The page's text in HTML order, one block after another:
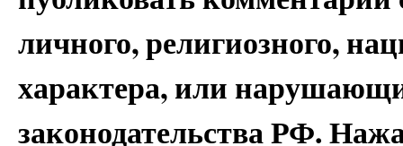
личного, религиозного,
характера, или
законодательства РФ.